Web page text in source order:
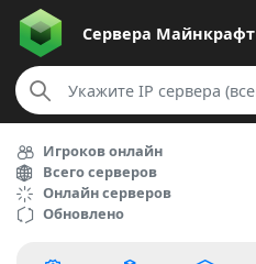
Сервера Майнкрафт
Игроков онлайн
Всего серверов
Онлайн серверов
Обновлено